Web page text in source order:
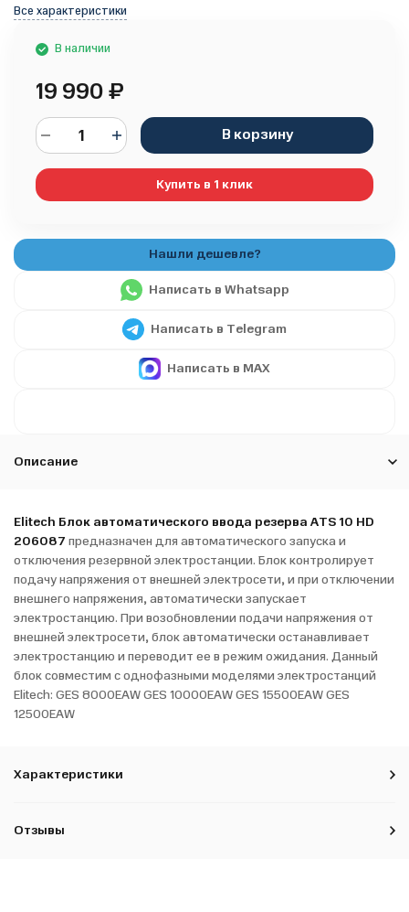
Все характеристики
В наличии
19 990₽
В корзину
Купить в 1 клик
Написать в Whatsapp
Написать в Telegram
Написать в MAX
Описание
Elitech Блок автоматического ввода резерва ATS 10 HD
206087 предназначен для автоматического запуска и
отключения резервной электростанции. Блок контролирует
подачу напряжения от внешней электросети, и при отключении
внешнего напряжения, автоматически запускает
электростанцию. При возобновлении подачи напряжения от
внешней электросети, блок автоматически останавливает
электростанцию и переводит ее в режим ожидания. Данный
блок совместим с однофазными моделями электростанций
Elitech: GES 8000EAW GES 10000EAW GES 15500EАW GES
12500EAW
Характеристики
Отзывы